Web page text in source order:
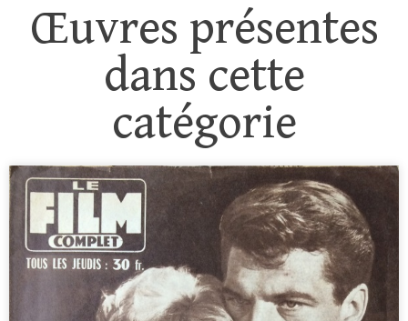
Œuvres présentes
dans cette
catégorie